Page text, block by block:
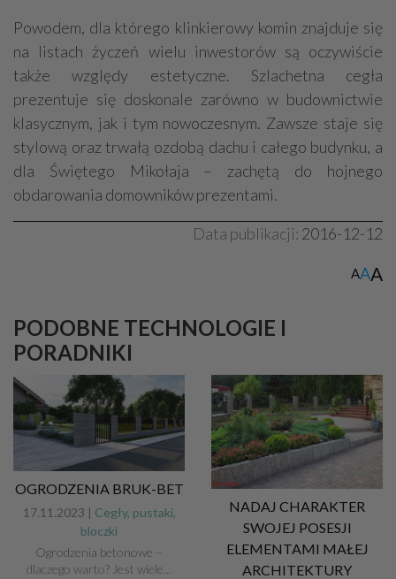
Powodem, dla którego klinkierowy komin znajduje się
na listach życzeń wielu inwestorów są oczywiście
także względy estetyczne. Szlachetna cegła
prezentuje się doskonale zarówno w budownictwie
klasycznym, jak i tym nowoczesnym. Zawsze staje się
stylową oraz trwałą ozdobą dachu i całego budynku, a
dla Świętego Mikołaja – zachętą do hojnego
obdarowania domowników prezentami.
Data publikacji: 2016-12-12
AAA
PODOBNE TECHNOLOGIE I
PORADNIKI
OGRODZENIA BRUK-BET
17.11.2023 | Cegły, pustaki,
bloczki
Ogrodzenia betonowe –
dlaczego warto? Jest wiele...
NADAJ CHARAKTER
SWOJEJ POSESJI
ELEMENTAMI MAŁEJ
ARCHITEKTURY